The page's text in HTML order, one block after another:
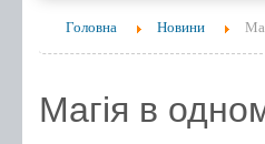
Новини
Блоги
Головна Новини
Магія в